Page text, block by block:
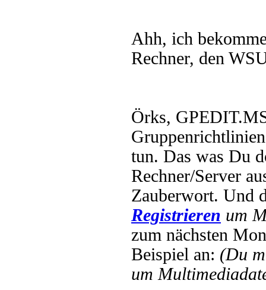
Ahh, ich
Rechner, den
Örks,
tun. Das was Du
Rechner/Server
Zauberwort. Und
Registrieren um
zum nächsten
Beispiel an: (Du
um